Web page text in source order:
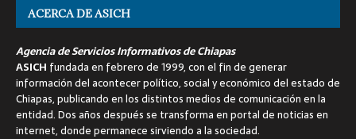
ACERCA DE ASICH
Agencia de Servicios Informativos de Chiapas
ASICH fundada en febrero de 1999, con el fin de generar
información del acontecer político, social y económico del estado de
Chiapas, publicando en los distintos medios de comunicación en la
entidad. Dos años después se transforma en portal de noticias en
internet, donde permanece sirviendo a la sociedad.